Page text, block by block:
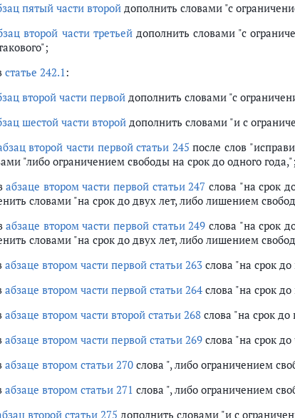
пятый части второй дополнить словами "с
второй части третьейдополнить словами "с
статье 242.1:
второй части первой дополнить словами "с
шестой части второйдополнить словами "и с
второй части первой статьи 245 после слов
"либо ограничением свободы на срок до одного года,";
абзаце втором части первой статьи 247 слова "на срок
словами "на срок до двух лет, либо лишением
абзаце втором части первой статьи 249 слова "на срок
словами "на срок до двух лет, либо лишением
абзаце втором части первой статьи 263 слова "на срок
абзаце втором части первой статьи 264 слова "на срок
абзаце втором части второй статьи 268 слова "на срок
абзаце втором части первой статьи 269 слова "на срок
абзаце втором статьи 270 слова ", либо ограничением
абзаце втором статьи 271 слова ", либо ограничением
второй статьи 275 дополнить словами "и с